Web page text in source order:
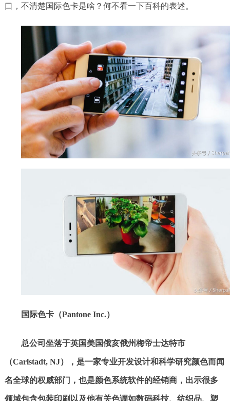
口，不清楚国际色卡是啥？何不看一下百科的表述。
国际色卡（Pantone Inc.）
总公司坐落于英国美国俄亥俄州梅帝士达特市
（Carlstadt, NJ），是一家专业开发设计和科学研究颜色而闻
名全球的权威部门，也是颜色系统软件的经销商，出示很多
领域包含包装印刷以及他有关色调如数码科技、纺织品、塑